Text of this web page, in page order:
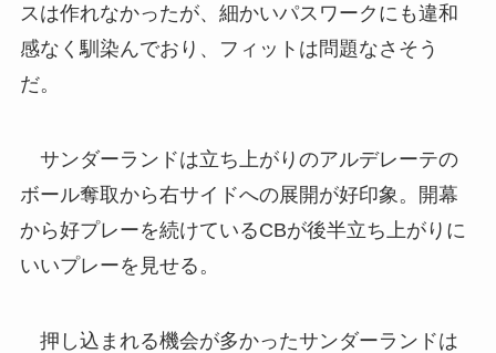
スは作れなかったが、細かいパスワークにも違和
感なく馴染んでおり、フィットは問題なさそう
だ。
サンダーランドは立ち上がりのアルデレーテの
ボール奪取から右サイドへの展開が好印象。開幕
から好プレーを続けているCBが後半立ち上がりに
いいプレーを見せる。
押し込まれる機会が多かったサンダーランドは